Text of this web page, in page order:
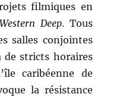
filmiques en
Western Deep. Tous
salles conjointes
de stricts horaires
caribéenne de
la résistance